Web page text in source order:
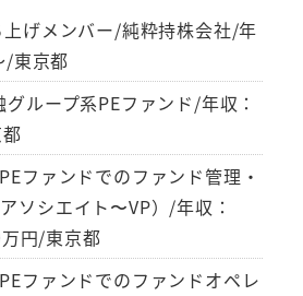
上げメンバー/純粋持株会社/年
/東京都
ループ系PEファンド/年収：
ファンドでのファンド管理・
ソシエイト〜VP）/年収：
円/東京都
ファンドでのファンドオペレ